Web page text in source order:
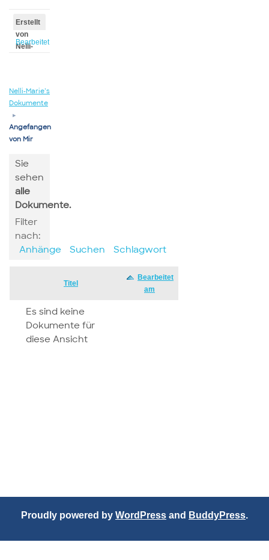
Erstellt
von
Nelli-
Bearbeitet
Nelli-Marie’s
Dokumente
▸
Angefangen
von Mir
Sie
sehen
alle
Dokumente.
Filter
nach:
Anhänge
Suchen Schlagwort
Titel
Bearbeitet
am
Es sind keine
Dokumente für
diese Ansicht
Proudly powered by WordPress and BuddyPress.